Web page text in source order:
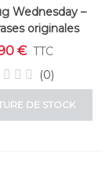
Wednesday –
originales
€ TTC
(0)
DE STOCK